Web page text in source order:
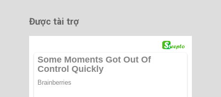
Được tài trợ